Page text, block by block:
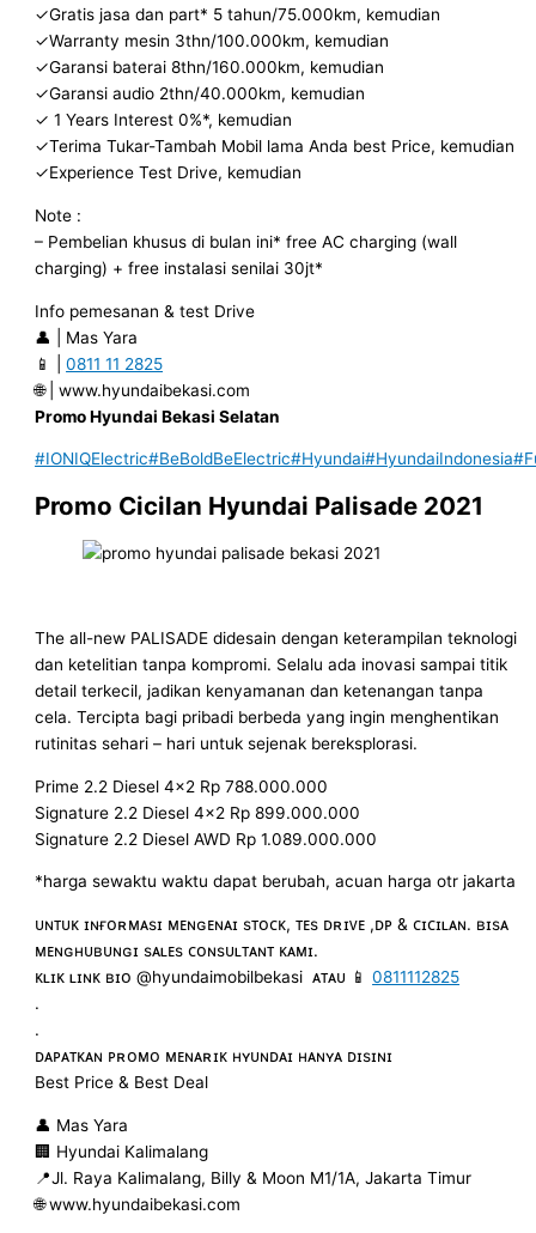
✓Gratis jasa dan part* 5 tahun/75.000km, kemudian
✓Warranty mesin 3thn/100.000km, kemudian
✓Garansi baterai 8thn/160.000km, kemudian
✓Garansi audio 2thn/40.000km, kemudian
✓ 1 Years Interest 0%*, kemudian
✓Terima Tukar-Tambah Mobil lama Anda best Price, kemudian
✓Experience Test Drive, kemudian
Note :
– Pembelian khusus di bulan ini* free AC charging (wall
charging) + free instalasi senilai 30jt*
Info pemesanan & test Drive
👤 | Mas Yara
📱 |0811 11 2825
🌐 | www.hyundaibekasi.com
Promo Hyundai Bekasi Selatan
#IONIQElectric#BeBoldBeElectric#Hyundai#HyundaiIndonesia
Promo Cicilan Hyundai Palisade 2021
The all-new PALISADE didesain dengan keterampilan teknologi
dan ketelitian tanpa kompromi. Selalu ada inovasi sampai titik
detail terkecil, jadikan kenyamanan dan ketenangan tanpa
cela. Tercipta bagi pribadi berbeda yang ingin menghentikan
rutinitas sehari – hari untuk sejenak bereksplorasi.
Prime 2.2 Diesel 4×2 Rp 788.000.000
Signature 2.2 Diesel 4×2 Rp 899.000.000
Signature 2.2 Diesel AWD Rp 1.089.000.000
*harga sewaktu waktu dapat berubah, acuan harga otr jakarta
ᴜɴᴛᴜᴋ ɪɴғᴏʀᴍᴀsɪ ᴍᴇɴɢᴇɴᴀɪ sᴛᴏᴄᴋ, ᴛᴇs ᴅʀɪᴠᴇ ,ᴅᴘ & ᴄɪᴄɪʟᴀɴ. ʙɪsᴀ
ᴍᴇɴɢʜᴜʙᴜɴɢɪ sᴀʟᴇs ᴄᴏɴsᴜʟᴛᴀɴᴛ ᴋᴀᴍɪ.
ᴋʟɪᴋ ʟɪɴᴋ ʙɪᴏ @hyundaimobilbekasi ᴀᴛᴀᴜ 📱0811112825
.
.
ᴅᴀᴘᴀᴛᴋᴀɴ ᴘʀᴏᴍᴏ ᴍᴇɴᴀʀɪᴋ ʜʏᴜɴᴅᴀɪ ʜᴀɴʏᴀ ᴅɪsɪɴɪ
Best Price & Best Deal
👤 Mas Yara
🏢 Hyundai Kalimalang
📍Jl. Raya Kalimalang, Billy & Moon M1/1A, Jakarta Timur
🌐 www.hyundaibekasi.com